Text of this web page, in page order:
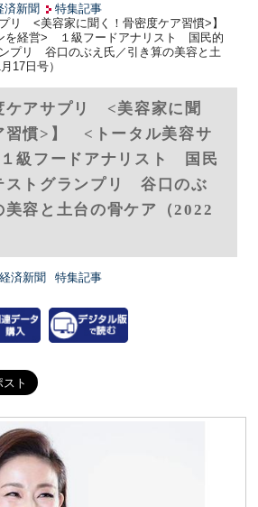
済新聞
特集記事
リ <美容家に聞く！骨密度ケア習慣>】
を経営> １級フードアナリスト 国民的
プリ 谷口のぶえ氏／引き算の美容と土
17日号）
ケアサプリ <美容家に聞
習慣>】 <トータル美容サ
級フードアナリスト 国民
ストグランプリ 谷口のぶ
美容と土台の骨ケア（2022
済新聞 特集記事